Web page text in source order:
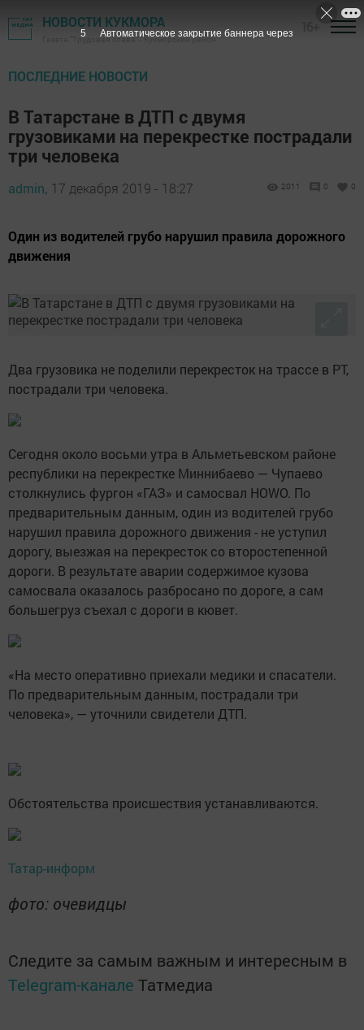
НОВОСТИ КУКМОРА
Газета "Трудовая слава" - Кукморский район
ПОСЛЕДНИЕ НОВОСТИ
В Татарстане в ДТП с двумя
грузовиками на перекрестке пострадали
три человека
admin, 17 декабря 2019 - 18:27 2011 0 0
Один из водителей грубо нарушил правила дорожного
движения
Два грузовика не поделили перекресток на трассе в РТ,
пострадали три человека.
Сегодня около восьми утра в Альметьевском районе
республики на перекрестке Миннибаево — Чупаево
столкнулись фургон «ГАЗ» и самосвал HOWO. По
предварительным данным, один из водителей грубо
нарушил правила дорожного движения - не уступил
дорогу, выезжая на перекресток со второстепенной
дороги. В результате аварии содержимое кузова
самосвала оказалось разбросано по дороге, а сам
большегруз съехал с дороги в кювет.
«На место оперативно приехали медики и спасатели.
По предварительным данным, пострадали три
человека», — уточнили свидетели ДТП.
Обстоятельства происшествия устанавливаются.
Татар-информ
фото: очевидцы
Следите за самым важным и интересным в
Telegram-канале Татмедиа
4 Автоматическое закрытие баннера через